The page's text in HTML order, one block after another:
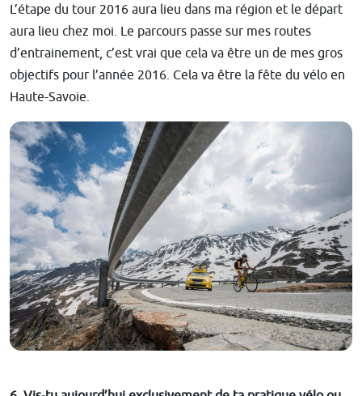
L’étape du tour 2016 aura lieu dans ma région et le départ
aura lieu chez moi. Le parcours passe sur mes routes
d’entrainement, c’est vrai que cela va être un de mes gros
objectifs pour l’année 2016. Cela va être la fête du vélo en
Haute-Savoie.